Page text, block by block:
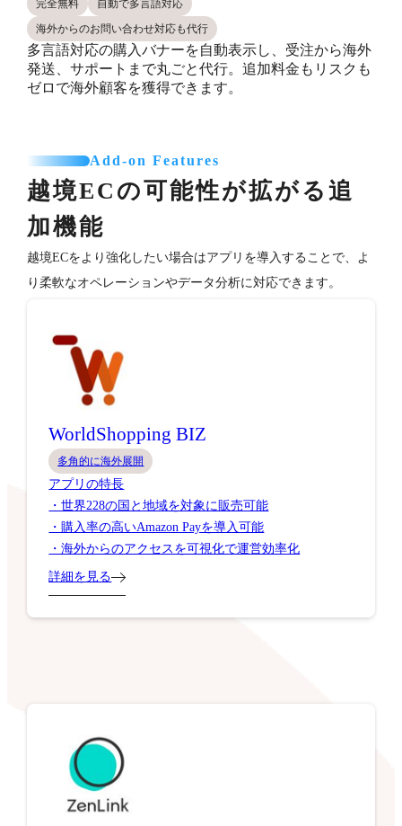
完全無料
自動で多言語対応
海外からのお問い合わせ対応も代行
多言語対応の購入バナーを自動表示し、受注から海外
発送、サポートまで丸ごと代行。追加料金もリスクも
ゼロで海外顧客を獲得できます。
Add-on Features
越境ECの可能性が拡がる追
加機能
越境ECをより強化したい場合はアプリを導入することで、よ
り柔軟なオペレーションやデータ分析に対応できます。
WorldShopping BIZ
多角的に海外展開
アプリの特長
・世界228の国と地域を対象に販売可能
・購入率の高いAmazon Payを導入可能
・海外からのアクセスを可視化で運営効率化
詳細を見る